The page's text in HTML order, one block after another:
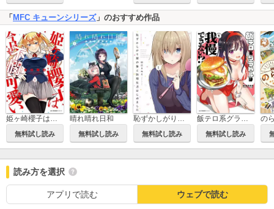
「 MFC キューンシリーズ」のおすすめ作品
姫ヶ崎櫻子は今日も不憫可愛い
無料試し読み
晴れ晴れ日和
無料試し読み
恥ずかしがり屋の妻と新婚生活はじめました
無料試し読み
飯テロ系グラドルは我慢できない！？
無料試し読み
読み方を選択
アプリで読む ウェブで読む